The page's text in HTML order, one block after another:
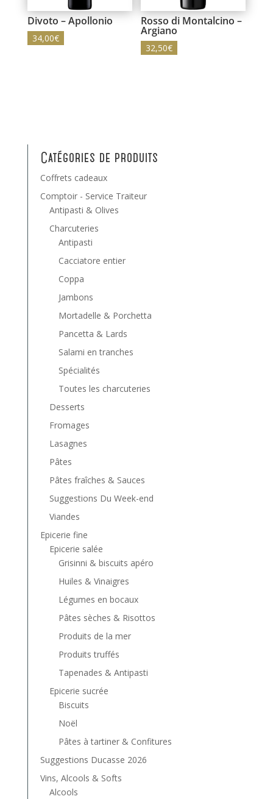
Divoto – Apollonio
34,00€
Rosso di Montalcino –
Argiano
32,50€
Catégories de produits
Coffrets cadeaux
Comptoir - Service Traiteur
Antipasti & Olives
Charcuteries
Antipasti
Cacciatore entier
Coppa
Jambons
Mortadelle & Porchetta
Pancetta & Lards
Salami en tranches
Spécialités
Toutes les charcuteries
Desserts
Fromages
Lasagnes
Pâtes
Pâtes fraîches & Sauces
Suggestions Du Week-end
Viandes
Epicerie fine
Epicerie salée
Grisinni & biscuits apéro
Huiles & Vinaigres
Légumes en bocaux
Pâtes sèches & Risottos
Produits de la mer
Produits truffés
Tapenades & Antipasti
Epicerie sucrée
Biscuits
Noël
Pâtes à tartiner & Confitures
Suggestions Ducasse 2026
Vins, Alcools & Softs
Alcools